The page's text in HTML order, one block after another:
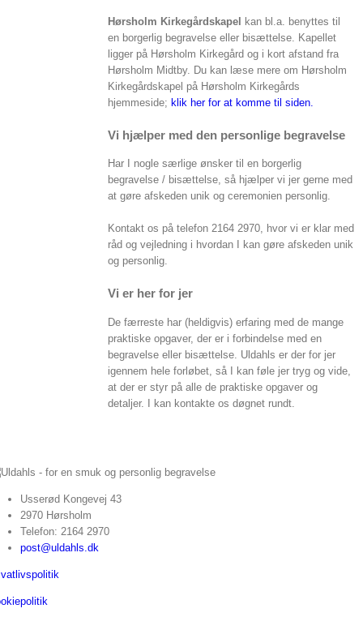
Hørsholm Kirkegårdskapel
kan bl.a. benyttes til
en borgerlig begravelse eller bisættelse. Kapellet
ligger på Hørsholm Kirkegård og i kort afstand fra
Hørsholm Midtby. Du kan læse mere om Hørsholm
Kirkegårdskapel på Hørsholm Kirkegårds
hjemmeside; klik her for at komme til siden.
Vi hjælper med den personlige begravelse
Har I nogle særlige ønsker til en borgerlig
begravelse / bisættelse, så hjælper vi jer gerne med
at gøre afskeden unik og ceremonien personlig.
Kontakt os på telefon 2164 2970, hvor vi er klar med
råd og vejledning i hvordan I kan gøre afskeden unik
og personlig.
Vi er her for jer
De færreste har (heldigvis) erfaring med de mange
praktiske opgaver, der er i forbindelse med en
begravelse eller bisættelse. Uldahls er der for jer
igennem hele forløbet, så I kan føle jer tryg og vide,
at der er styr på alle de praktiske opgaver og
detaljer. I kan kontakte os døgnet rundt.
Usserød Kongevej 43
2970 Hørsholm
Telefon: 2164 2970
post@uldahls.dk